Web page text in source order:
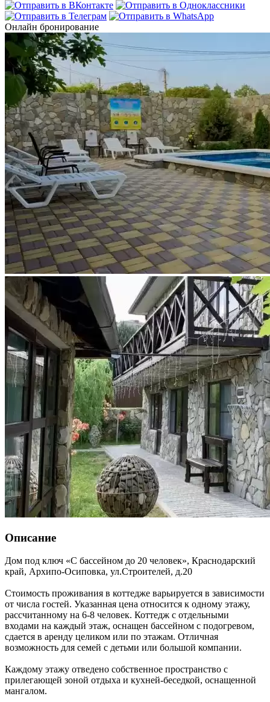
Онлайн бронирование
Описание
Дом под ключ «С бассейном до 20 человек», Краснодарский
край, Архипо-Осиповка, ул.Строителей, д.20
Стоимость проживания в коттедже варьируется в зависимости
от числа гостей. Указанная цена относится к одному этажу,
рассчитанному на 6-8 человек. Коттедж с отдельными
входами на каждый этаж, оснащен бассейном с подогревом,
сдается в аренду целиком или по этажам. Отличная
возможность для семей с детьми или большой компании.
Каждому этажу отведено собственное пространство с
прилегающей зоной отдыха и кухней-беседкой, оснащенной
мангалом.